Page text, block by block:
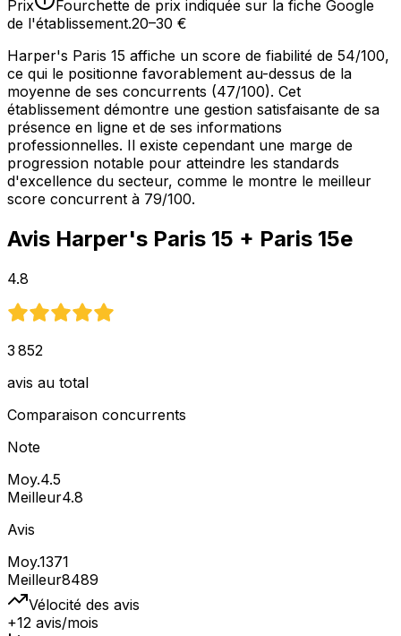
Prix
Fourchette de prix indiquée sur la fiche Google
de l'établissement.20–30 €
Harper's Paris 15 affiche un score de fiabilité de 54/100,
ce qui le positionne favorablement au-dessus de la
moyenne de ses concurrents (47/100). Cet
établissement démontre une gestion satisfaisante de sa
présence en ligne et de ses informations
professionnelles. Il existe cependant une marge de
progression notable pour atteindre les standards
d'excellence du secteur, comme le montre le meilleur
score concurrent à 79/100.
Avis Harper's Paris 15 + Paris 15e
4.8
3 852
avis au total
Comparaison concurrents
Note
Moy.4.5
Meilleur4.8
Avis
Moy.1371
Meilleur8489
Vélocité des avis
+12 avis/mois